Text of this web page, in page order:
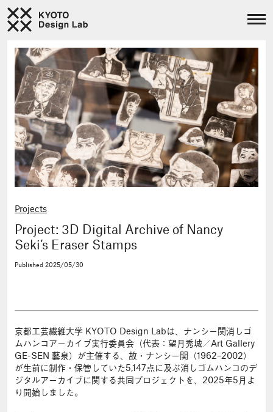
Projects
Project: 3D Digital Archive of Nancy
Seki’s Eraser Stamps
Published 2025/05/30
京都工芸繊維大学 KYOTO Design Labは、ナンシー関消しゴ
ムハンコアーカイブ実行委員会（代表：望月秀城／Art Gallery
GE-SEN 藝泉）が主催する、故・ナンシー関（1962–2002）
が生前に制作・保管していた5,147点に及ぶ消しゴムハンコのデ
ジタルアーカイブに関する共同プロジェクトを、2025年5月よ
り開始しました。